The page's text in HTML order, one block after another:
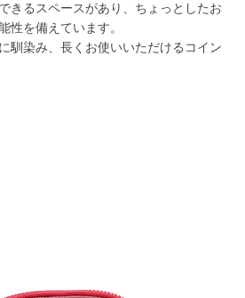
きるスペースがあり、ちょっとしたお
性を備えています。
馴染み、長くお使いいただけるコイン